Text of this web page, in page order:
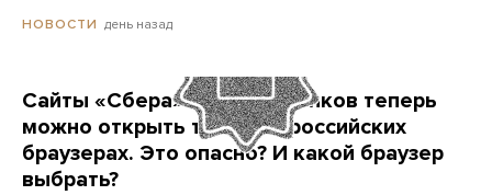
НОВОСТИ день назад
Сайты «Сбера» и других банков теперь
можно открыть только в российских
браузерах. Это опасно? И какой браузер
выбрать?